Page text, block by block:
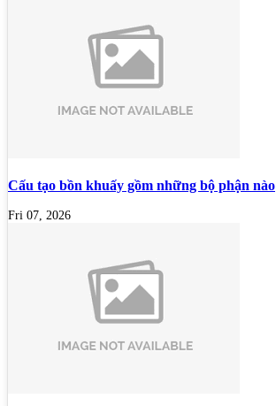
Cấu tạo bồn khuấy gồm những bộ phận nào
Fri 07, 2026